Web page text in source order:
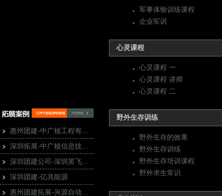
惠州团建-中广核工程有...
深圳拓展-中广核信息技...
深圳团建公司-深圳英飞...
深圳团建-亿兆能源
惠州团建拓展-兴源自动...
军事体验训练课程
企业军训
心灵课程
心灵课程 一
心灵课程 讲师
心灵课程 二
野外生存训练
野外生存的效果
野外生存训练
野外生存培训课程
野外求生常识